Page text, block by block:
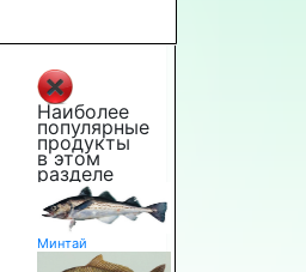
Наиболее
популярные
продукты
в этом
разделе
Минтай